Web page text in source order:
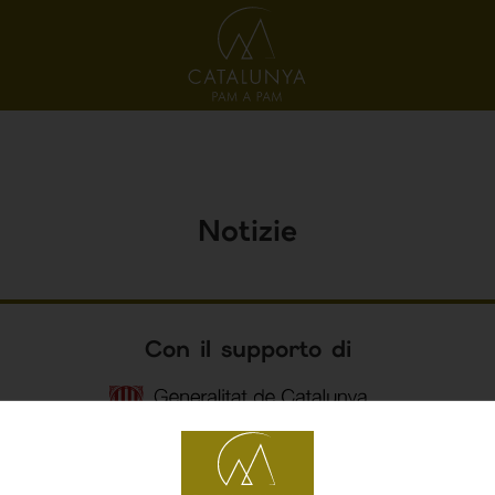
Notizie
Con il supporto di
©2026 Catalunya Pam a Pam